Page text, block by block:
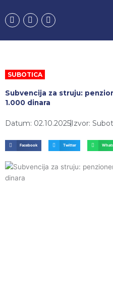
на
садржај
F
a
e
k
I
n
t
a
m
Y
o
t
SUBOTICA
Subvencija za struju:
1.000 dinara
Datum: 02.10.2025Izvor:
Facebook Twitter